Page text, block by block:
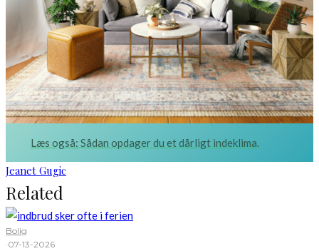
Læs også: Sådan opdager du et dårligt indeklima.
Jeanet Gugic
Related
Bolig
·07-13-2026